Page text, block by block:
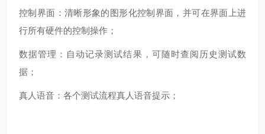
控制界面：清晰形象的图形化控制界面，并可在界面上进
行所有硬件的控制操作；
数据管理：自动记录测试结果，可随时查阅历史测试数
据；
真人语音：各个测试流程真人语音提示；